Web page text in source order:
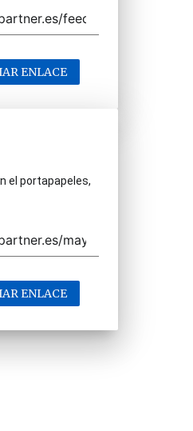
ENLACE
el portapapeles,
ENLACE